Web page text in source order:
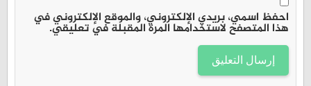
احفظ اسمي، بريدي الإلكتروني، والموقع الإلكتروني في
هذا المتصفح لاستخدامها المرة المقبلة في تعليقي.